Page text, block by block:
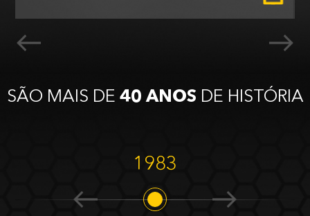
SÃO MAIS DE 40 ANOS DE HISTÓRIA
1983